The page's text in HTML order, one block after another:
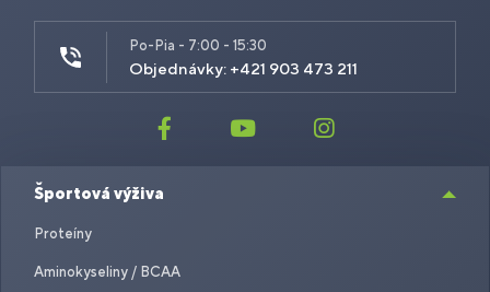
Po-Pia - 7:00 - 15:30
Objednávky: +421 903 473 211
Športová výživa
Proteíny
Aminokyseliny / BCAA